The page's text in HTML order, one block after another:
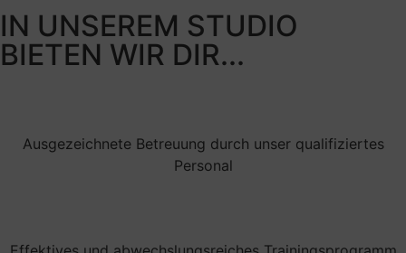
IN UNSEREM STUDIO
BIETEN WIR DIR...
Ausgezeichnete Betreuung durch unser qualifiziertes
Personal